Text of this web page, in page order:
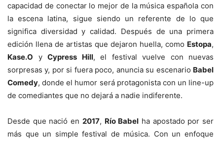
capacidad de conectar lo mejor de la música española con
la escena latina, sigue siendo un referente de lo que
significa diversidad y calidad. Después de una primera
edición llena de artistas que dejaron huella, como Estopa,
Kase.O y Cypress Hill, el festival vuelve con nuevas
sorpresas y, por si fuera poco, anuncia su escenario Babel
Comedy, donde el humor será protagonista con un line-up
de comediantes que no dejará a nadie indiferente.
Desde que nació en 2017, Río Babel ha apostado por ser
más que un simple festival de música. Con un enfoque